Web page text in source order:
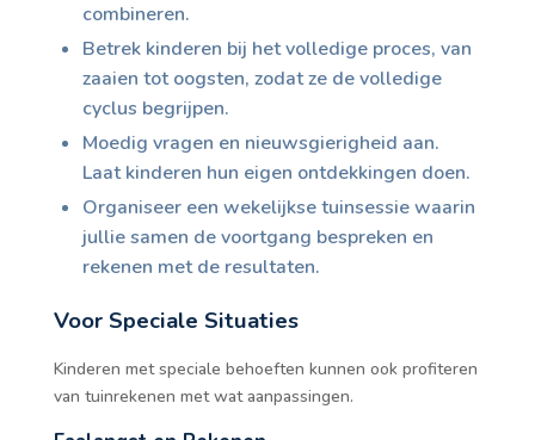
combineren.
Betrek kinderen bij het volledige proces, van
zaaien tot oogsten, zodat ze de volledige
cyclus begrijpen.
Moedig vragen en nieuwsgierigheid aan.
Laat kinderen hun eigen ontdekkingen doen.
Organiseer een wekelijkse tuinsessie waarin
jullie samen de voortgang bespreken en
rekenen met de resultaten.
Voor Speciale Situaties
Kinderen met speciale behoeften kunnen ook profiteren
van tuinrekenen met wat aanpassingen.